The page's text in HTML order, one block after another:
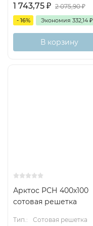
1 743,75 ₽ 2 075,90₽
- 16% Экономия 332,14 ₽
В корзину
Арктос РСН 400x100
сотовая решетка
Тип.:
Сотовая решетка